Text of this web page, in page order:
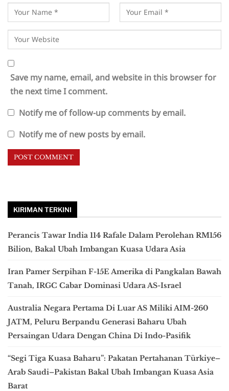
Save my name, email, and website in this browser for
the next time I comment.
Notify me of follow-up comments by email.
Notify me of new posts by email.
KIRIMAN TERKINI
Perancis Tawar India 114 Rafale Dalam Perolehan RM156
Bilion, Bakal Ubah Imbangan Kuasa Udara Asia
Iran Pamer Serpihan F-15E Amerika di Pangkalan Bawah
Tanah, IRGC Cabar Dominasi Udara AS-Israel
Australia Negara Pertama Di Luar AS Miliki AIM-260
JATM, Peluru Berpandu Generasi Baharu Ubah
Persaingan Udara Dengan China Di Indo-Pasifik
“Segi Tiga Kuasa Baharu”: Pakatan Pertahanan Türkiye–
Arab Saudi–Pakistan Bakal Ubah Imbangan Kuasa Asia
Barat